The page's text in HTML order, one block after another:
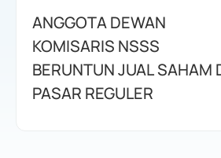
ANGGOTA DEWAN
KOMISARIS NSSS
BERUNTUN JUAL SAHAM
PASAR REGULER